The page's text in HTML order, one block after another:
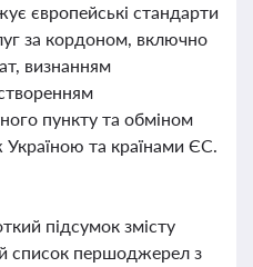
європейські стандарти
за кордоном, включно
визнанням
пункту та обміном
та країнами ЄС.
підсумок змісту
список першоджерел з